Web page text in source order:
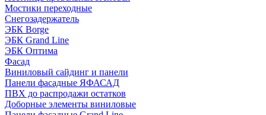
Мостики переходные
Снегозадержатель
ЭБК Borge
ЭБК Grand Line
ЭБК Оптима
Фасад
Виниловый сайдинг и панели
Панели фасадные ЯФАСАД
ПВХ до распродажи остатков
Доборные элементы виниловые